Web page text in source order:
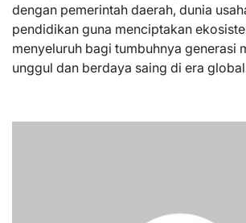
dengan pemerintah daerah, dunia
pendidikan guna menciptakan
menyeluruh bagi tumbuhnya generasi
unggul dan berdaya saing di era